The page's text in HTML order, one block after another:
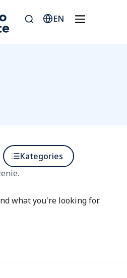
EN
Kategories
what you're looking for.